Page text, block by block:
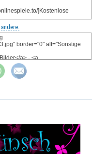
andere: